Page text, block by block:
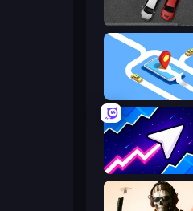
Time to Park
Drive Taxi
Space Waves